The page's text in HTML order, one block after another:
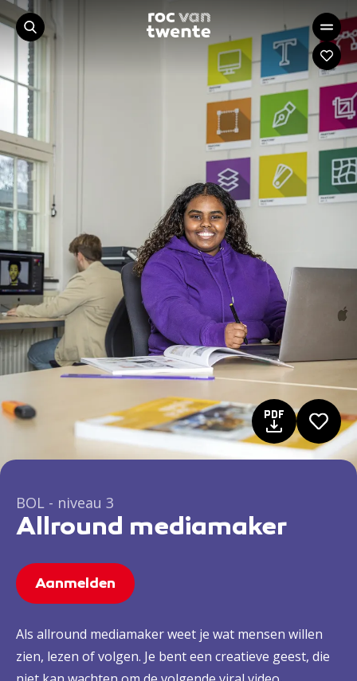
BOL - niveau 3
Allround mediamaker
Aanmelden
Als allround mediamaker weet je wat mensen willen
zien, lezen of volgen. Je bent een creatieve geest, die